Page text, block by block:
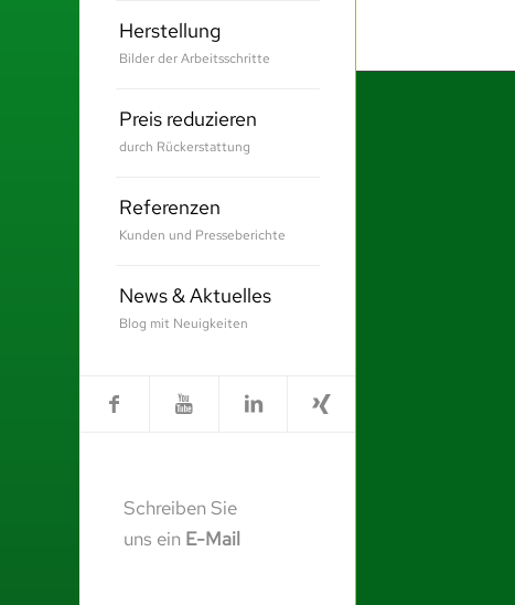
Herstellung
Bilder der Arbeitsschritte
Preis reduzieren
durch Rückerstattung
Referenzen
Kunden und Presseberichte
News & Aktuelles
Blog mit Neuigkeiten
Schreiben Sie
uns ein E-Mail